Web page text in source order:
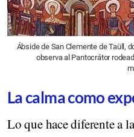
Ábside de San Clemente de Taüll,
observa al Pantocrátor
La calma como
Lo que hace diferente a